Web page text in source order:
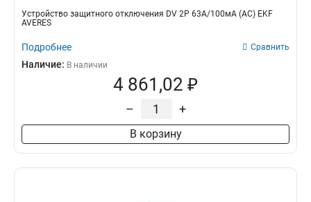
Устройство защитного отключения DV 2P 63А/100мА (AC) EKF
AVERES
Подробнее Сравнить
Наличие: В наличии
4 861,02 ₽
– +
В корзину